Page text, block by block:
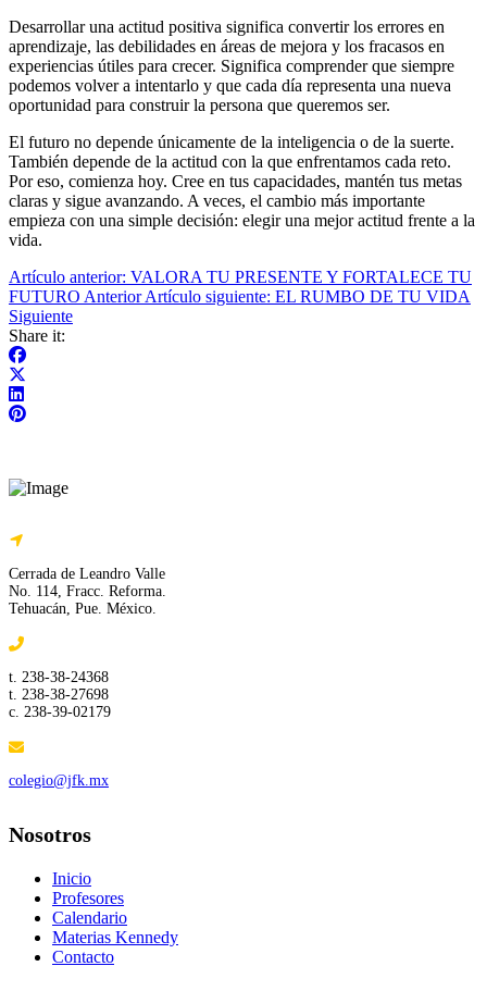
Desarrollar una actitud positiva significa convertir los errores en
aprendizaje, las debilidades en áreas de mejora y los fracasos en
experiencias útiles para crecer. Significa comprender que siempre
podemos volver a intentarlo y que cada día representa una nueva
oportunidad para construir la persona que queremos ser.
El futuro no depende únicamente de la inteligencia o de la suerte.
También depende de la actitud con la que enfrentamos cada reto.
Por eso, comienza hoy. Cree en tus capacidades, mantén tus metas
claras y sigue avanzando. A veces, el cambio más importante
empieza con una simple decisión: elegir una mejor actitud frente a la
vida.
Artículo anterior: VALORA TU PRESENTE Y FORTALECE TU
FUTURO Anterior Artículo siguiente: EL RUMBO DE TU VIDA
Siguiente
Share it:
Cerrada de Leandro Valle
No. 114, Fracc. Reforma.
Tehuacán, Pue. México.
t. 238-38-24368
t. 238-38-27698
c. 238-39-02179
colegio@jfk.mx
Nosotros
Inicio
Profesores
Calendario
Materias Kennedy
Contacto